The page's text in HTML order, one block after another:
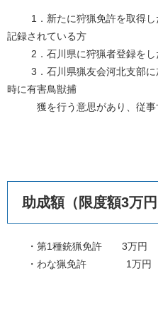
1．新たに狩猟免許を取得し
記録されている方
2．石川県に狩猟者登録をし
3．石川県猟友会河北支部に
時に有害鳥獣捕
獲を行う意思があり、従事
助成額（限度額3万円
・第1種銃猟免許 3万円
・わな猟免許 1万円